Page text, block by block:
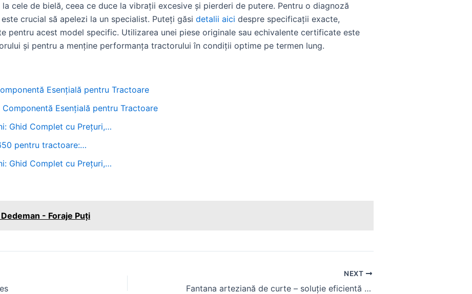
cele de bielă, ceea ce duce la vibrații excesive și pierderi de putere. Pentru o diagnoză
crucial să apelezi la un specialist. Puteți găsi detalii aici despre specificații exacte,
pentru acest model specific. Utilizarea unei piese originale sau echivalente certificate este
și pentru a menține performanța tractorului în condiții optime pe termen lung.
Esențială pentru Tractoare
Esențială pentru Tractoare
Ghid Complet cu Prețuri,…
pentru tractoare:…
Ghid Complet cu Prețuri,…
- Foraje Puți
NEXT
Fantana arteziană de curte – soluție eficientă pentru apă potabilă